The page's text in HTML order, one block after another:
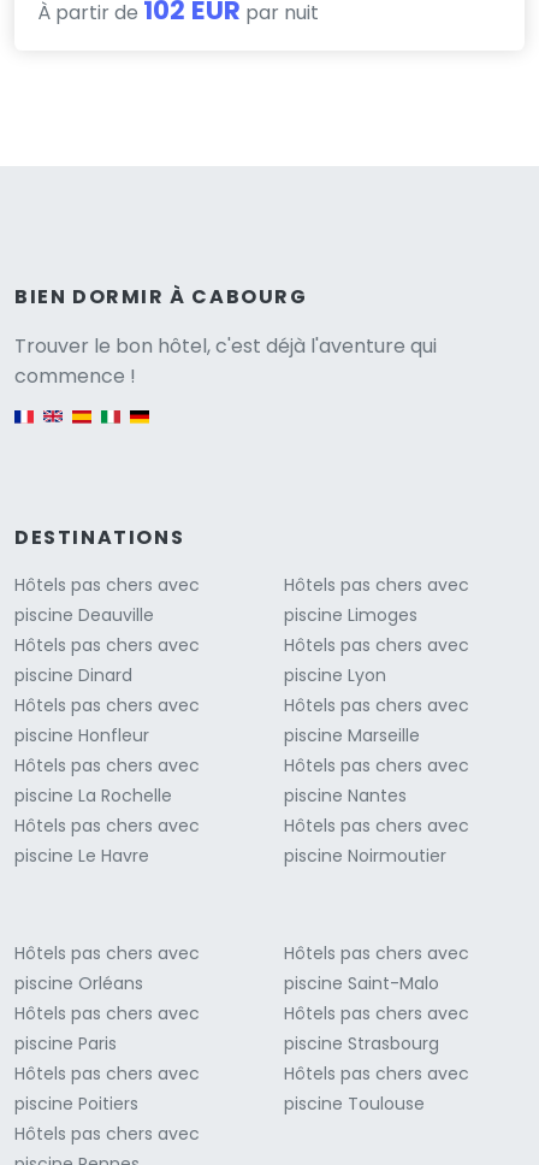
À partir de 102 EUR par nuit
BIEN DORMIR À CABOURG
Trouver le bon hôtel, c'est déjà l'aventure qui
commence !
DESTINATIONS
Hôtels pas chers avec
piscine Deauville
Hôtels pas chers avec
piscine Dinard
Hôtels pas chers avec
piscine Honfleur
Hôtels pas chers avec
piscine La Rochelle
Hôtels pas chers avec
piscine Le Havre
Hôtels pas chers avec
piscine Limoges
Hôtels pas chers avec
piscine Lyon
Hôtels pas chers avec
piscine Marseille
Hôtels pas chers avec
piscine Nantes
Hôtels pas chers avec
piscine Noirmoutier
Hôtels pas chers avec
piscine Orléans
Hôtels pas chers avec
piscine Paris
Hôtels pas chers avec
piscine Poitiers
Hôtels pas chers avec
Hôtels pas chers avec
piscine Saint-Malo
Hôtels pas chers avec
piscine Strasbourg
Hôtels pas chers avec
piscine Toulouse